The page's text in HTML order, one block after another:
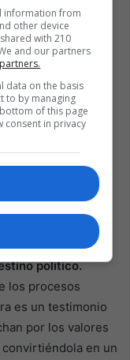
el papel
que
perseverancia en
gobernanza que
pueblo.
OEA
siendo
la saga política
las presiones
político.
los procesos
es un testimonio
por los valores
en un
information from
other device
with 210
and our partners
data on the basis
to by managing
of this page
consent in privacy